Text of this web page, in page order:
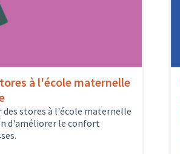
à l'école maternelle
stores à l'école maternelle
d'améliorer le confort